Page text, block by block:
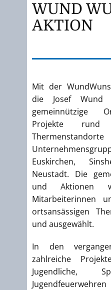
WUND
AKTION
Mit der
die Josef Wund
gemeinnützige
Projekte
Euskirchen,
Neustadt. Die
und Aktionen
Mitarbeiterinnen
ortsansässigen
und ausgewählt.
In den
zahlreiche
Jugendliche,